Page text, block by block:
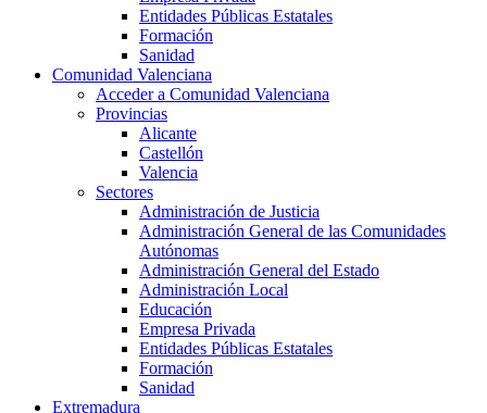
Entidades Públicas Estatales
Formación
Sanidad
Comunidad Valenciana
Acceder a Comunidad Valenciana
Provincias
Alicante
Castellón
Valencia
Sectores
Administración de Justicia
Administración General de las Comunidades
Autónomas
Administración General del Estado
Administración Local
Educación
Empresa Privada
Entidades Públicas Estatales
Formación
Sanidad
Extremadura